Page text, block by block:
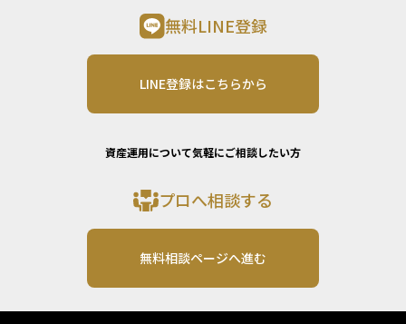
無料LINE登録
LINE登録はこちらから
資産運用について気軽にご相談したい方
プロへ相談する
無料相談ページへ進む